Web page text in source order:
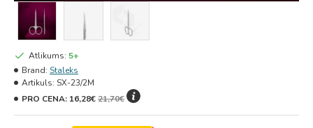
Atlikums: 5+
Brand: Staleks
Artikuls: SX-23/2M
PRO CENA: 16,28€21,70€